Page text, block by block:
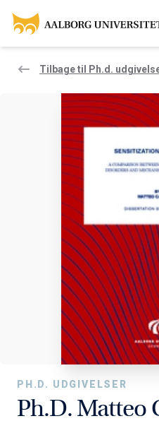
Tilbage til Ph.d.
PH.D. UDGIVELSER
Ph.D. Matteo